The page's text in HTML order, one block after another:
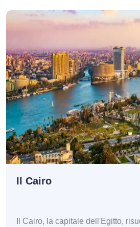
Il Cairo
Il Cairo, la capitale dell'Egitto,